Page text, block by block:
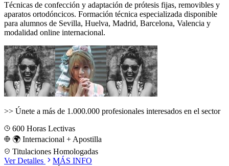
Técnicas de confección y adaptación de prótesis fijas, removibles y
aparatos ortodóncicos. Formación técnica especializada disponible
para alumnos de Sevilla, Huelva, Madrid, Barcelona, Valencia y
modalidad online internacional.
>> Únete a más de 1.000.000 profesionales interesados en el sector
600 Horas Lectivas
🌍 Internacional + Apostilla
Titulaciones Homologadas
Ver Detalles
MÁS INFO